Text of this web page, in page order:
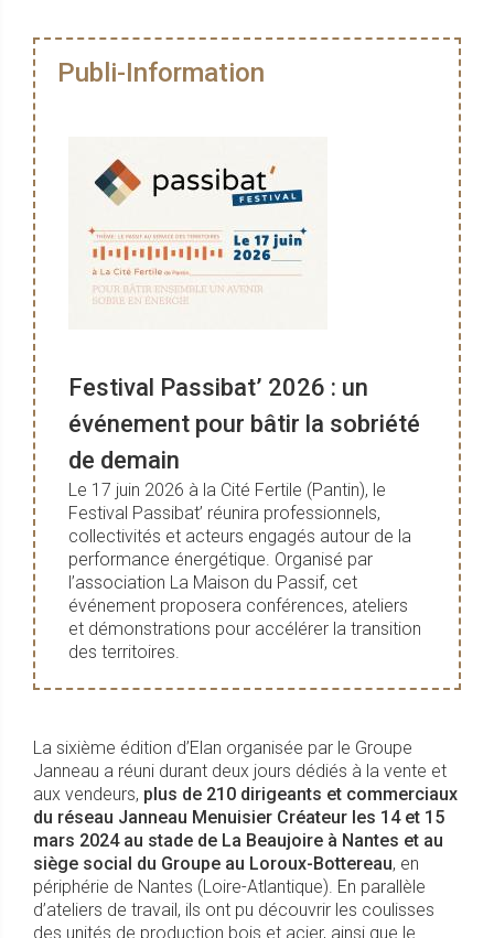
Publi-Information
Festival Passibat’ 2026 : un
événement pour bâtir la sobriété
de demain
Le 17 juin 2026 à la Cité Fertile (Pantin), le
Festival Passibat’ réunira professionnels,
collectivités et acteurs engagés autour de la
performance énergétique. Organisé par
l’association La Maison du Passif, cet
événement proposera conférences, ateliers
et démonstrations pour accélérer la transition
des territoires.
La sixième édition d’Elan organisée par le Groupe
Janneau a réuni durant deux jours dédiés à la vente et
aux vendeurs, plus de 210 dirigeants et commerciaux
du réseau Janneau Menuisier Créateur les 14 et 15
mars 2024 au stade de La Beaujoire à Nantes et au
siège social du Groupe au Loroux-Bottereau, en
périphérie de Nantes (Loire-Atlantique). En parallèle
d’ateliers de travail, ils ont pu découvrir les coulisses
des unités de production bois et acier, ainsi que le